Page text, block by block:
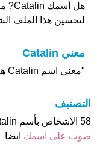
هل أسمك Catalin? من فضلك اجب على
لتحسين هذا الملف
معني Catalin
"معني اسم Catalin هو : "نقي
التصنيف
58 الأشخاص بأسم Catalin صوت على اسمائهم . من فضلك
صوت على اسمك ايضا